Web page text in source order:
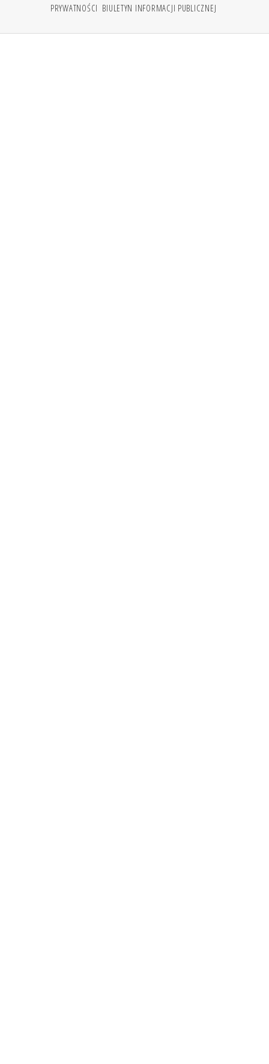
PRYWATNOŚCI BIULETYN INFORMACJI PUBLICZNEJ